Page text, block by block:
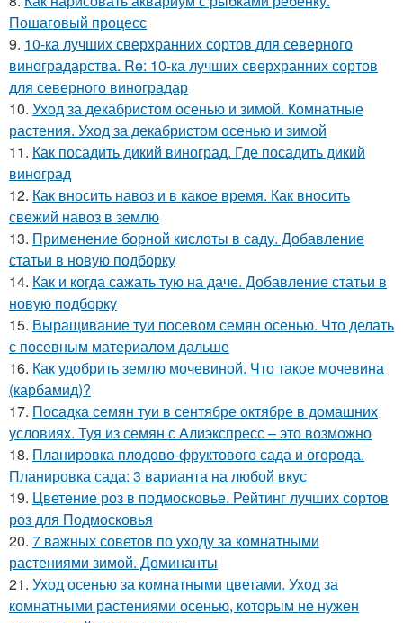
Пошаговый процесс
9. 10-ка лучших сверхранних сортов для северного
виноградарства. Re: 10-ка лучших сверхранних сортов
для северного виноградар
10. Уход за декабристом осенью и зимой. Комнатные
растения. Уход за декабристом осенью и зимой
11. Как посадить дикий виноград. Где посадить дикий
виноград
12. Как вносить навоз и в какое время. Как вносить
свежий навоз в землю
13. Применение борной кислоты в саду. Добавление
статьи в новую подборку
14. Как и когда сажать тую на даче. Добавление статьи в
новую подборку
15. Выращивание туи посевом семян осенью. Что делать
с посевным материалом дальше
16. Как удобрить землю мочевиной. Что такое мочевина
(карбамид)?
17. Посадка семян туи в сентябре октябре в домашних
условиях. Туя из семян с Алиэкспресс – это возможно
18. Планировка плодово-фруктового сада и огорода.
Планировка сада: 3 варианта на любой вкус
19. Цветение роз в подмосковье. Рейтинг лучших сортов
роз для Подмосковья
20. 7 важных советов по уходу за комнатными
растениями зимой. Доминанты
21. Уход осенью за комнатными цветами. Уход за
комнатными растениями осенью, которым не нужен